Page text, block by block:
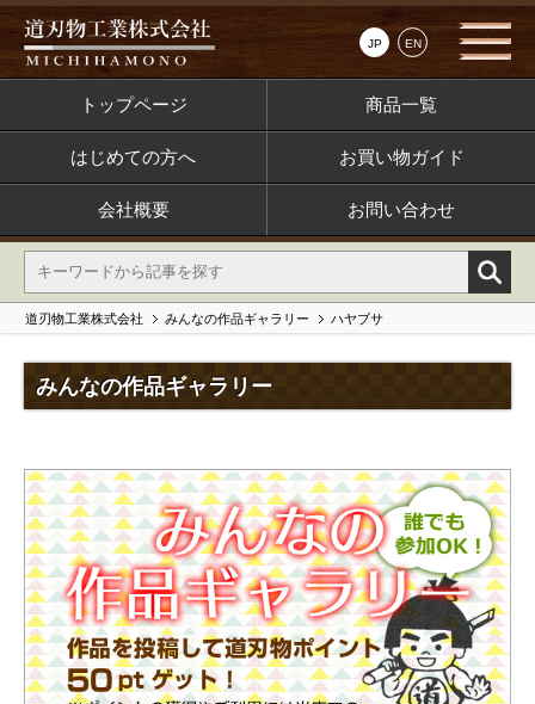
JP EN
トップページ 商品一覧
はじめての方へ お買い物ガイド
会社概要 お問い合わせ
道刃物工業株式会社 みんなの作品ギャラリー ハヤブサ
みんなの作品ギャラリー